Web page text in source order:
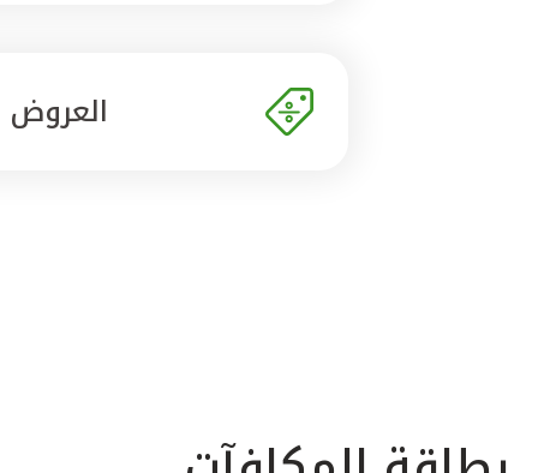
العروض